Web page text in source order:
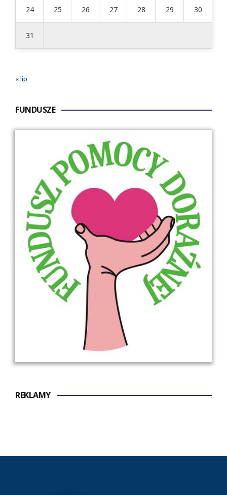
24 25 26 27 28 29 30
31
« lip
FUNDUSZE
REKLAMY